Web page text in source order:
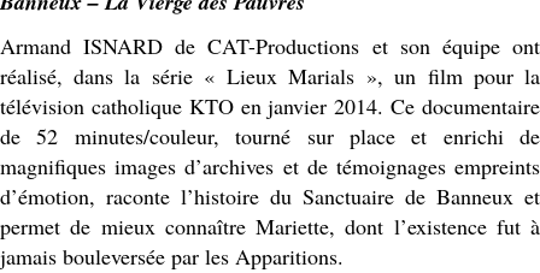
Armand ISNARD de CAT-Productions et son équipe ont
réalisé, dans la série « Lieux Marials », un film pour la
télévision catholique KTO en janvier 2014. Ce documentaire
de 52 minutes/couleur, tourné sur place et enrichi de
magnifiques images d’archives et de témoignages empreints
d’émotion, raconte l’histoire du Sanctuaire de Banneux et
permet de mieux connaître Mariette, dont l’existence fut à
jamais bouleversée par les Apparitions.